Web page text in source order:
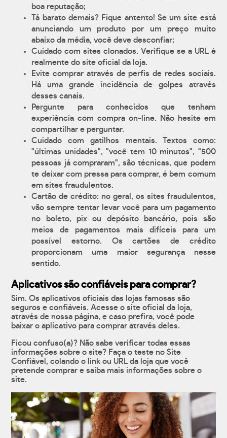
boa reputação;
Tá barato demais? Fique antento! Se um site está
anunciando um produto por um preço muito
abaixo da média, você deve desconfiar;
Cuidado com sites clonados. Verifique se a URL é
realmente do site oficial da loja.
Evite comprar através de perfis de redes sociais.
Há uma grande incidência de golpes através
desses canais.
Pergunte para conhecidos que tenham
experiência com compra on-line. Não hesite em
compartilhar e perguntar.
Cuidado com gatilhos mentais. Textos como:
"últimas unidades", "você tem 10 minutos", "500
pessoas já compraram", são técnicas, que podem
te deixar com pressa para comprar, é bem comum
em sites fraudulentos.
Cartão de crédito: no geral, os sites fraudulentos,
vão sempre tentar levar você para um pagamento
no boleto, pix ou depósito bancário, pois são
meios de pagamentos mais difíceis para um
possível estorno. Os cartões de crédito
proporcionam uma maior segurança nesse
sentido.
Aplicativos são confiáveis para comprar?
Sim. Os aplicativos oficiais das lojas famosas são
seguros e confiáveis. Acesse o site oficial da loja,
através de nossa página, e caso prefira, você pode
baixar o aplicativo para comprar através deles.
Ficou confuso(a)? Não sabe verificar todas essas
informações sobre o site? Faça o teste no Site
Confiável, colando o link ou URL da loja que você
pretende comprar e saiba mais informações sobre o
site.